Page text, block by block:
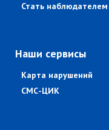
Стать наблюдателем
Наши сервисы
Карта нарушений
СМС-ЦИК